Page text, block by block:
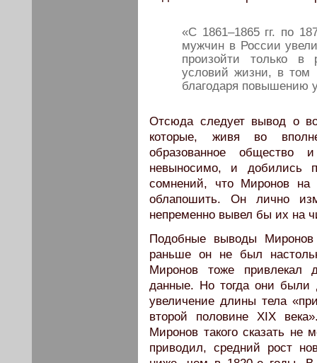
«С 1861–1865 гг. по
мужчин в России
произойти только в
условий жизни, в том
благодаря повышению
Отсюда следует вывод о
которые, живя во
образованное общество
невыносимо, и добились
сомнений, что Миронов на
облапошить. Он лично
непременно вывел бы их на
Подобные выводы
раньше он не был
Миронов тоже привлекал
данные. Но тогда они были
увеличение длины тела
второй половине XIX
Миронов такого сказать не
приводил, средний рост